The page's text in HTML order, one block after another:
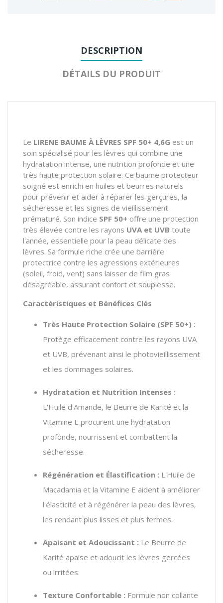
DESCRIPTION
DÉTAILS DU PRODUIT
Le LIRENE BAUME À LÈVRES SPF 50+ 4,6G est un
soin spécialisé pour les lèvres qui combine une
hydratation intense, une nutrition profonde et une
très haute protection solaire. Ce baume protecteur
soigné est enrichi en huiles et beurres naturels
pour prévenir et aider à réparer les gerçures, la
sécheresse et les signes de vieillissement
prématuré. Son indice SPF 50+ offre une protection
très élevée contre les rayons UVA et UVB toute
l'année, essentielle pour la peau délicate des
lèvres. Sa formule riche crée une barrière
protectrice contre les agressions extérieures
(soleil, froid, vent) sans laisser de film gras
désagréable, assurant confort et souplesse.
Caractéristiques et Bénéfices Clés
Très Haute Protection Solaire (SPF 50+) :
Protège efficacement contre les rayons UVA
et UVB, prévenant ainsi le photovieillissement
et les dommages solaires.
Hydratation et Nutrition Intenses :
L'Huile d'Amande, le Beurre de Karité et la
Vitamine E procurent une hydratation
profonde, nourrissent et combattent la
sécheresse.
Régénération et Élastification : L'Huile de
Macadamia et la Vitamine E aident à améliorer
l'élasticité et à régénérer la peau des lèvres,
les rendant plus lisses et plus fermes.
Apaisant et Adoucissant : Le Beurre de
Karité apaise et adoucit les lèvres gercées
ou irritées.
Texture Confortable : Formule non collante